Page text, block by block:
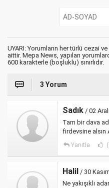
UYARI: Yorumların her türlü cezai
aittir. Mepa News, yapılan
600 karakterle (boşluklu) sınırlıdır.
3 Yorum
Sadık / 02
Tam bir dava
firdevsine alsın
Yanıtla
Halil / 30
Ne yakışıklı